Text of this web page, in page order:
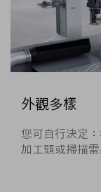
外觀多樣
您可自行決定
加工頭或掃描雷